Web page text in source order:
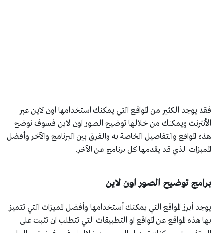
فقد يوجد الكثير من المواقع التي يمكنك استخدامها اون لاين عبر
الأنترنت ويمكنك من خلالها توضيح الصور اون لاين فسوف نوضح
هذه المواقع والتفاصيل الخاصة به والفرق بين البرنامج والآخر وأفضل
المميزات الذي قد يقدمها كل برنامج عن الآخر.
برامج توضيح الصور اون لاين
يوجد أبرز المواقع التي يمكنك أستخدامها وأفضل المميزات التي تتميز
بها هذه المواقع عن المواقع او التطبيقات التي تتطلب ان تثبت على